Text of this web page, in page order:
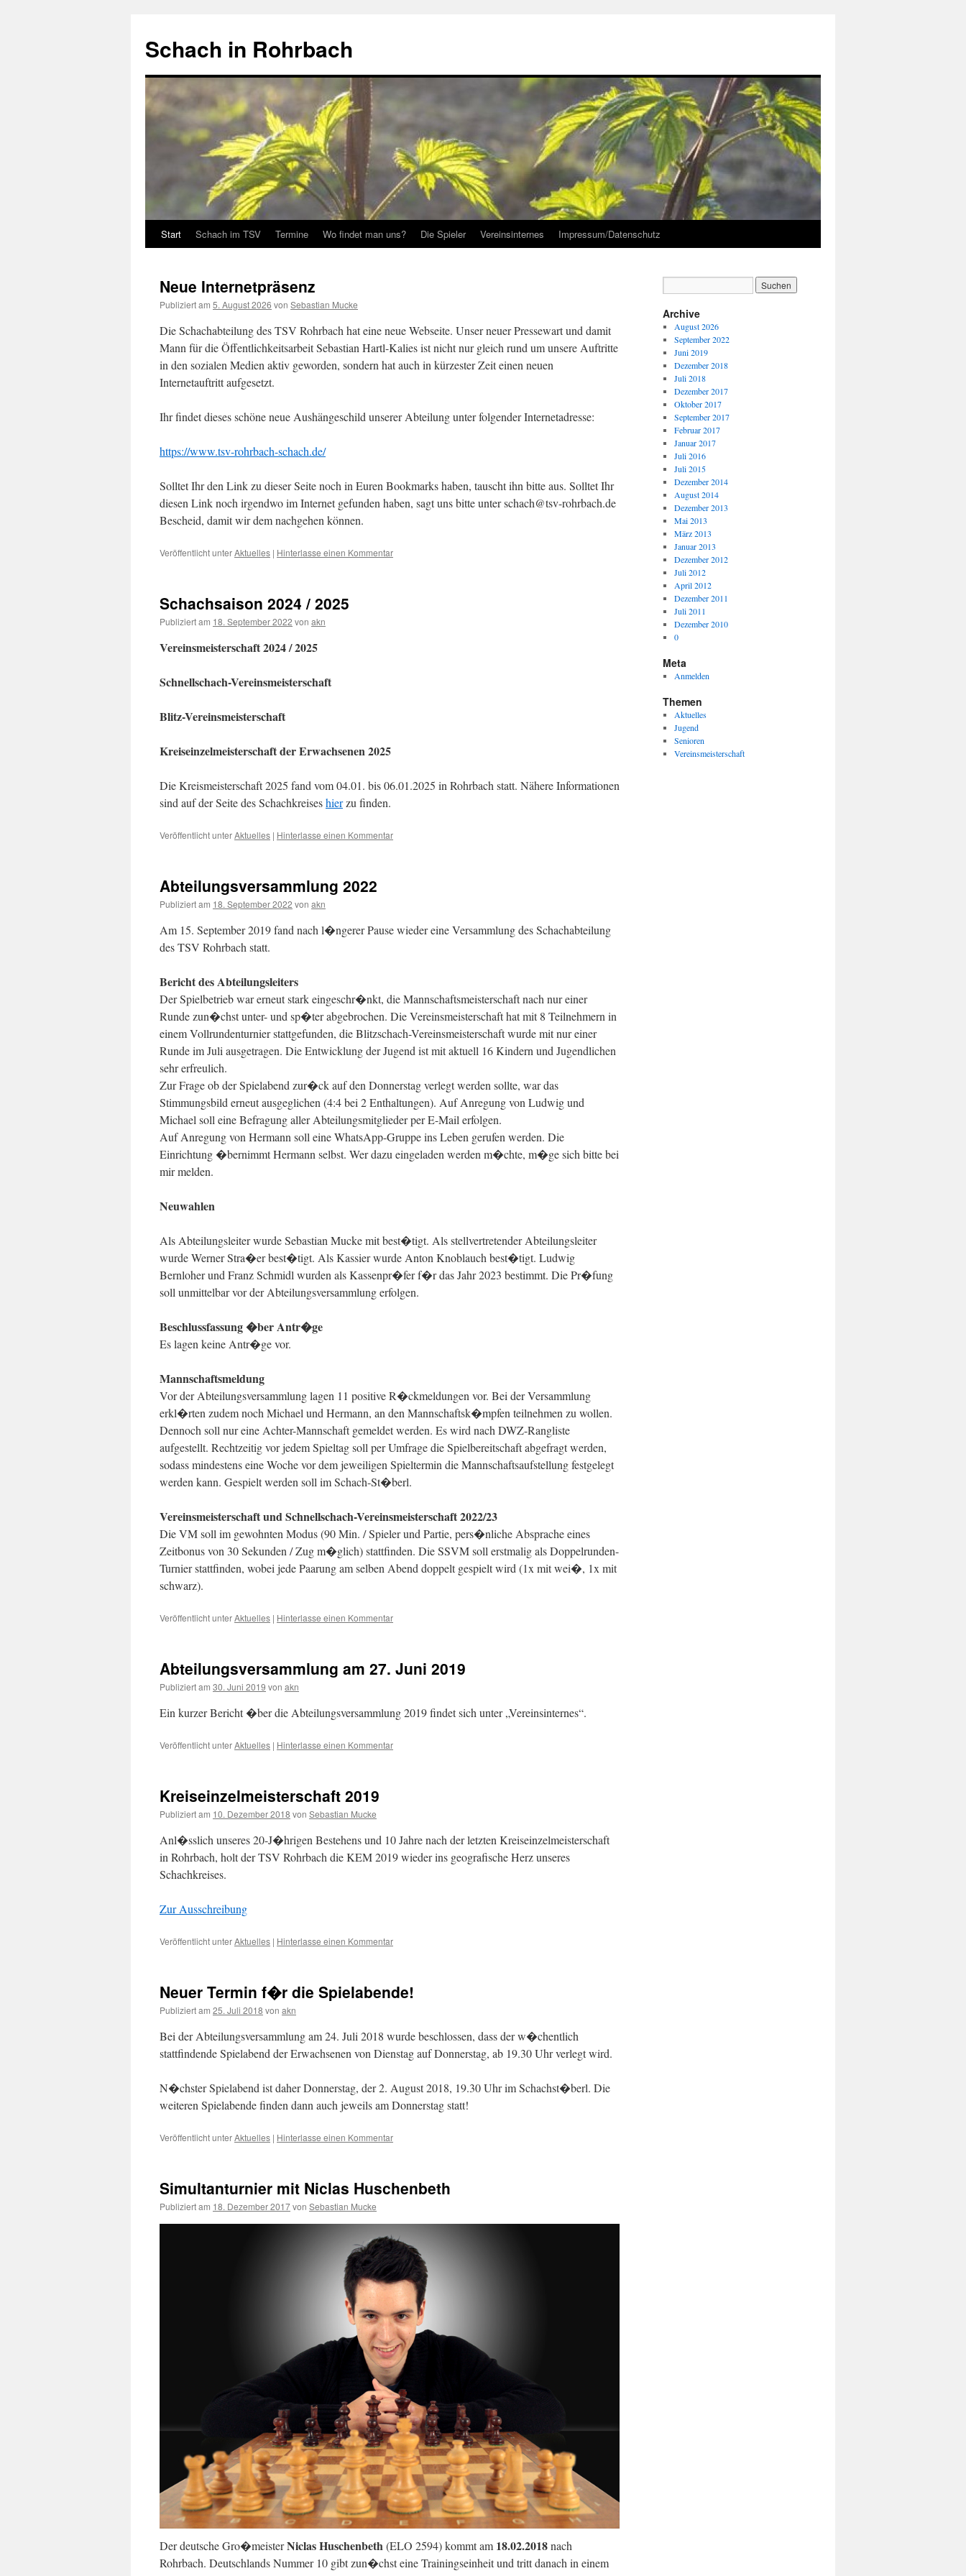
Schach in Rohrbach
Springe
Inhalt
Start Schach im TSV Termine Wo findet man uns? Die Spieler Vereinsinternes Impressum/Datenschutz
Neue Internetpräsenz
Publiziert am 5. August 2026 von Sebastian Mucke
Die Schachabteilung des TSV Rohrbach hat eine neue Webseite. Unser neuer Pressewart und damit
Mann für die Öffentlichkeitsarbeit Sebastian Hartl-Kalies ist nicht nur gleich rund um unsere Auftritte
in den sozialen Medien aktiv geworden, sondern hat auch in kürzester Zeit einen neuen
Internetauftritt aufgesetzt.
Ihr findet dieses schöne neue Aushängeschild unserer Abteilung unter folgender Internetadresse:
https://www.tsv-rohrbach-schach.de/
Solltet Ihr den Link zu dieser Seite noch in Euren Bookmarks haben, tauscht ihn bitte aus. Solltet Ihr
diesen Link noch irgendwo im Internet gefunden haben, sagt uns bitte unter schach@tsv-rohrbach.de
Bescheid, damit wir dem nachgehen können.
Veröffentlicht unterAktuelles | Hinterlasse einen Kommentar
Schachsaison 2024 / 2025
Publiziert am 18. September 2022 von akn
Vereinsmeisterschaft 2024 / 2025
Schnellschach-Vereinsmeisterschaft
Blitz-Vereinsmeisterschaft
Kreiseinzelmeisterschaft der Erwachsenen 2025
Die Kreismeisterschaft 2025 fand vom 04.01. bis 06.01.2025 in Rohrbach statt. Nähere Informationen
sind auf der Seite des Schachkreiseshierzu finden.
Veröffentlicht unterAktuelles | Hinterlasse einen Kommentar
Abteilungsversammlung 2022
Publiziert am 18. September 2022 von akn
Am 15. September 2019 fand nach l�ngerer Pause wieder eine Versammlung des Schachabteilung
des TSV Rohrbach statt.
Bericht des Abteilungsleiters
Der Spielbetrieb war erneut stark eingeschr�nkt, die Mannschaftsmeisterschaft nach nur einer
Runde zun�chst unter- und sp�ter abgebrochen. Die Vereinsmeisterschaft hat mit 8 Teilnehmern in
einem Vollrundenturnier stattgefunden, die Blitzschach-Vereinsmeisterschaft wurde mit nur einer
Runde im Juli ausgetragen. Die Entwicklung der Jugend ist mit aktuell 16 Kindern und Jugendlichen
sehr erfreulich.
Zur Frage ob der Spielabend zur�ck auf den Donnerstag verlegt werden sollte, war das
Stimmungsbild erneut ausgeglichen (4:4 bei 2 Enthaltungen). Auf Anregung von Ludwig und
Michael soll eine Befragung aller Abteilungsmitglieder per E-Mail erfolgen.
Auf Anregung von Hermann soll eine WhatsApp-Gruppe ins Leben gerufen werden. Die
Einrichtung �bernimmt Hermann selbst. Wer dazu eingeladen werden m�chte, m�ge sich bitte bei
mir melden.
Neuwahlen
Als Abteilungsleiter wurde Sebastian Mucke mit best�tigt. Als stellvertretender Abteilungsleiter
wurde Werner Stra�er best�tigt. Als Kassier wurde Anton Knoblauch best�tigt. Ludwig
Bernloher und Franz Schmidl wurden als Kassenpr�fer f�r das Jahr 2023 bestimmt. Die Pr�fung
soll unmittelbar vor der Abteilungsversammlung erfolgen.
Beschlussfassung �ber Antr�ge
Es lagen keine Antr�ge vor.
Mannschaftsmeldung
Vor der Abteilungsversammlung lagen 11 positive R�ckmeldungen vor. Bei der Versammlung
erkl�rten zudem noch Michael und Hermann, an den Mannschaftsk�mpfen teilnehmen zu wollen.
Dennoch soll nur eine Achter-Mannschaft gemeldet werden. Es wird nach DWZ-Rangliste
aufgestellt. Rechtzeitig vor jedem Spieltag soll per Umfrage die Spielbereitschaft abgefragt werden,
sodass mindestens eine Woche vor dem jeweiligen Spieltermin die Mannschaftsaufstellung festgelegt
werden kann. Gespielt werden soll im Schach-St�berl.
Vereinsmeisterschaft und Schnellschach-Vereinsmeisterschaft 2022/23
Die VM soll im gewohnten Modus (90 Min. / Spieler und Partie, pers�nliche Absprache eines
Zeitbonus von 30 Sekunden / Zug m�glich) stattfinden. Die SSVM soll erstmalig als Doppelrunden-
Turnier stattfinden, wobei jede Paarung am selben Abend doppelt gespielt wird (1x mit wei�, 1x mit
schwarz).
Veröffentlicht unterAktuelles | Hinterlasse einen Kommentar
Abteilungsversammlung am 27. Juni 2019
Publiziert am 30. Juni 2019 von akn
Ein kurzer Bericht �ber die Abteilungsversammlung 2019 findet sich unter „Vereinsinternes“.
Veröffentlicht unterAktuelles | Hinterlasse einen Kommentar
Kreiseinzelmeisterschaft 2019
Publiziert am 10. Dezember 2018 von Sebastian Mucke
Anl�sslich unseres 20-J�hrigen Bestehens und 10 Jahre nach der letzten Kreiseinzelmeisterschaft
in Rohrbach, holt der TSV Rohrbach die KEM 2019 wieder ins geografische Herz unseres
Schachkreises.
Zur Ausschreibung
Veröffentlicht unterAktuelles | Hinterlasse einen Kommentar
Neuer Termin f�r die Spielabende!
Publiziert am 25. Juli 2018 von akn
Bei der Abteilungsversammlung am 24. Juli 2018 wurde beschlossen, dass der w�chentlich
stattfindende Spielabend der Erwachsenen von Dienstag auf Donnerstag, ab 19.30 Uhr verlegt wird.
N�chster Spielabend ist daher Donnerstag, der 2. August 2018, 19.30 Uhr im Schachst�berl. Die
weiteren Spielabende finden dann auch jeweils am Donnerstag statt!
Veröffentlicht unterAktuelles | Hinterlasse einen Kommentar
Simultanturnier mit Niclas Huschenbeth
Publiziert am 18. Dezember 2017von Sebastian Mucke
Der deutsche Gro�meisterNiclas Huschenbeth(ELO 2594) kommt am 18.02.2018nach
Rohrbach. Deutschlands Nummer 10 gibt zun�chst eine Trainingseinheit und tritt danach in einem
Archive
August 2026
September 2022
Juni 2019
Dezember 2018
Juli 2018
Dezember 2017
Oktober 2017
September 2017
Februar 2017
Januar 2017
Juli 2016
Juli 2015
Dezember 2014
August 2014
Dezember 2013
Mai 2013
März 2013
Januar 2013
Dezember 2012
Juli 2012
April 2012
Dezember 2011
Juli 2011
Dezember 2010
0
Meta
Anmelden
Themen
Aktuelles
Jugend
Senioren
Vereinsmeisterschaft